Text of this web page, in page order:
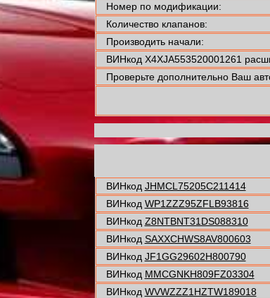
Номер по модификации:
Количество клапанов:
Производить начали:
ВИНкод X4XJA553520001261
Проверьте дополнительно Ваш
ВИНкод JHMCL75205C211414
ВИНкод WP1ZZZ95ZFLB93816
ВИНкод Z8NTBNT31DS088310
ВИНкод SAXXCHWS8AV800603
ВИНкод JF1GG29602H800790
ВИНкод MMCGNKH809FZ03304
ВИНкод WVWZZZ1HZTW189018